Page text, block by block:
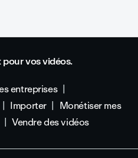
vos vidéos.
entreprises
Importer
Monétiser mes
Vendre des vidéos